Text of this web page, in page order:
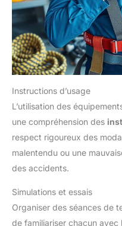
Instructions d’usage
L’utilisation des
une compréhension des
respect rigoureux des
malentendu ou une
des accidents.
Simulations et essais
Organiser des séances de
de familiariser chacun avec